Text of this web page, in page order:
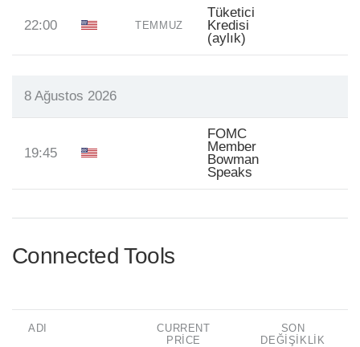
22:00 TEMMUZ
Tüketici
Kredisi
(aylık)
8 Ağustos 2026
19:45
FOMC
Member
Bowman
Speaks
Connected Tools
ADI
CURRENT
PRICE
SON
DEĞIŞIKLIK